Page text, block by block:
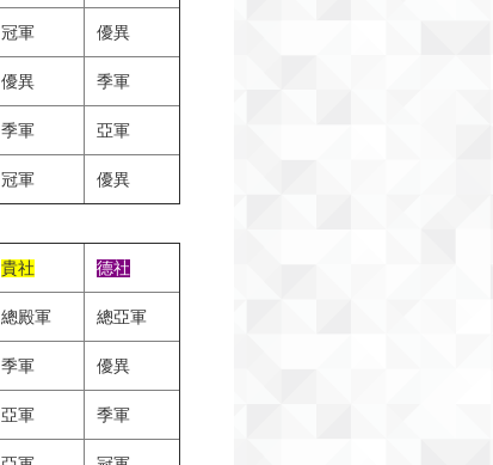
冠軍 優異
優異 季軍
季軍 亞軍
冠軍 優異
貴社 德社
總殿軍 總亞軍
季軍 優異
亞軍 季軍